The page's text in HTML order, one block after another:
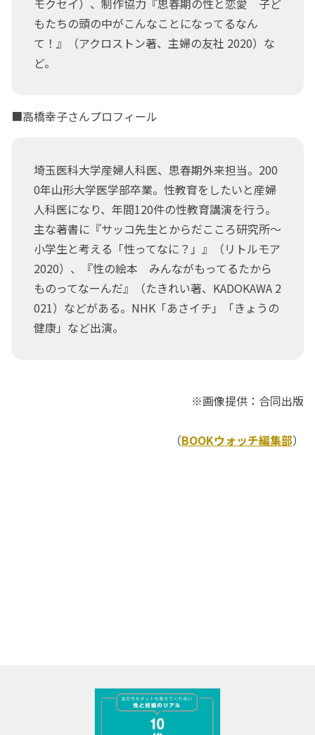
もたちの頭の中がこんなことになってるなん
て！』（アクロストン著、主婦の友社 2020）な
ど。
■高橋幸子さんプロフィール
埼玉医科大学産婦人科医、思春期外来担当。200
0年山形大学医学部卒業。性教育をしたいと産婦
人科医になり、年間120件の性教育講演を行う。
主な著書に『サッコ先生とからだこころ研究所～
小学生と考える「性ってなに？」』（リトルモア
2020）、『性の絵本 みんながもってるたから
ものってなーんだ』（たきれい著、KADOKAWA 2
021）などがある。NHK「あさイチ」「きょうの
健康」など出演。
※画像提供：合同出版
（BOOKウォッチ編集部）